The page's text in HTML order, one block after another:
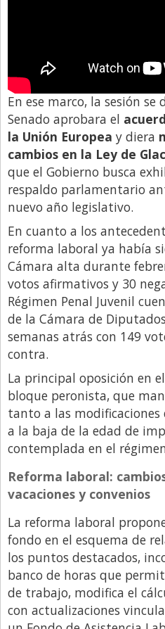
Tecnología
Tendencias
Viajes
En ese marco, la sesión se
Senado aprobara el
la Unión Europea y diera
cambios en la Ley de
que el Gobierno busca
respaldo parlamentario
nuevo año legislativo.
En cuanto a los
reforma laboral ya había
Cámara alta durante
votos afirmativos y 30
Régimen Penal Juvenil
de la Cámara de
semanas atrás con 149
contra.
La principal oposición en
bloque peronista, que
tanto a las
a la baja de la edad de
contemplada en el
Reforma laboral:
vacaciones y convenios
La reforma laboral
fondo en el esquema de
los puntos destacados,
banco de horas que
de trabajo, modifica el
con actualizaciones